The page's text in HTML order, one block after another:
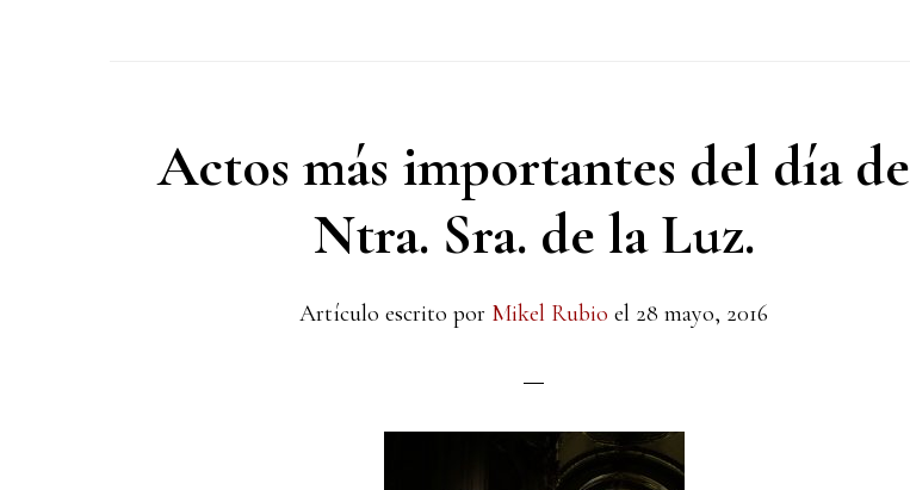
Actos más importantes del día de
Ntra. Sra. de la Luz.
Artículo escrito por Mikel Rubio el 28 mayo, 2016